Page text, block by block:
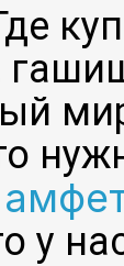
у